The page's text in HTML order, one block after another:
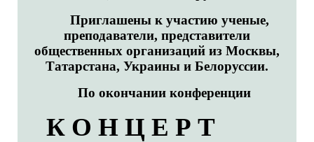
Приглашены к участию ученые,
преподаватели, представители
общественных организаций из Москвы,
Татарстана, Украины и Белоруссии.
По окончании конференции
К О Н Ц Е Р Т